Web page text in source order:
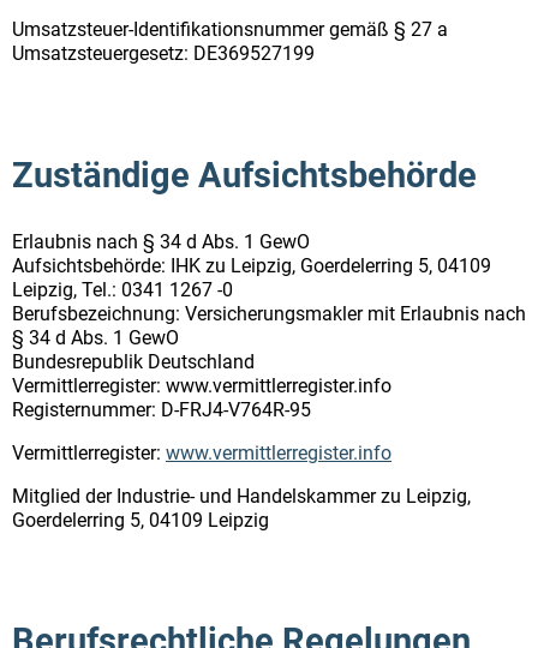
Umsatzsteuer-Identifikationsnummer gemäß § 27 a
Umsatzsteuergesetz: DE369527199
Zuständige Aufsichtsbehörde
Erlaubnis nach § 34 d Abs. 1 GewO
Aufsichtsbehörde: IHK zu Leipzig, Goerdelerring 5, 04109
Leipzig, Tel.: 0341 1267 -0
Berufsbezeichnung: Versicherungsmakler mit Erlaubnis nach
§ 34 d Abs. 1 GewO
Bundesrepublik Deutschland
Vermittlerregister: www.vermittlerregister.info
Registernummer: D-FRJ4-V764R-95
Vermittlerregister: www.vermittlerregister.info
Mitglied der Industrie- und Handelskammer zu Leipzig,
Goerdelerring 5, 04109 Leipzig